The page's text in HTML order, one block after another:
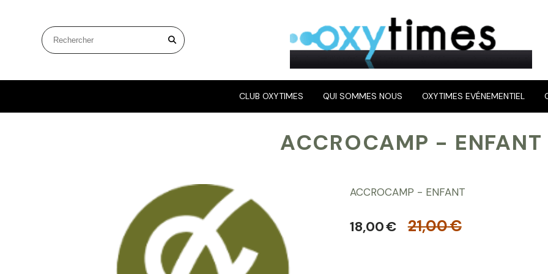
Rechercher sur le site
CLUB OXYTIMES QUI SOMMES NOUS OXYTIMES EVÉNEMENTIEL
ACCROCAMP - ENFANT
ACCROCAMP - ENFANT
18,00€ 21,00€